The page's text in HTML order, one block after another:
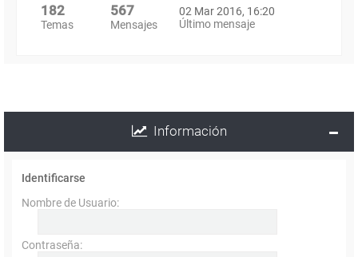
182
Temas
567
Mensajes
02 Mar 2016, 16:20
Último mensaje
Información
Identificarse
Nombre de Usuario:
Contraseña: